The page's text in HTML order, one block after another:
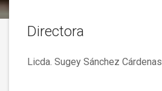
Directora
Licda. Sugey Sánchez Cárdenas